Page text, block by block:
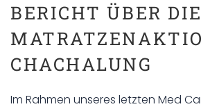
BERICHT ÜBER DIE
CHACHALUNG
Im Rahmen unseres letzten Med